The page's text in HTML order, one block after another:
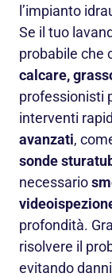
l’impianto
Se il tuo
probabile che
calcare,
professionisti
interventi
avanzati,
sonde
necessario
profondità.
risolvere il
evitando